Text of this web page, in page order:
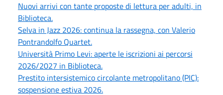
Nuovi arrivi con tante proposte di lettura per adulti, in
Biblioteca.
Selva in Jazz 2026: continua la rassegna, con Valerio
Pontrandolfo Quartet.
Università Primo Levi: aperte le iscrizioni ai percorsi
2026/2027 in Biblioteca.
Prestito intersistemico circolante metropolitano (PIC):
sospensione estiva 2026.